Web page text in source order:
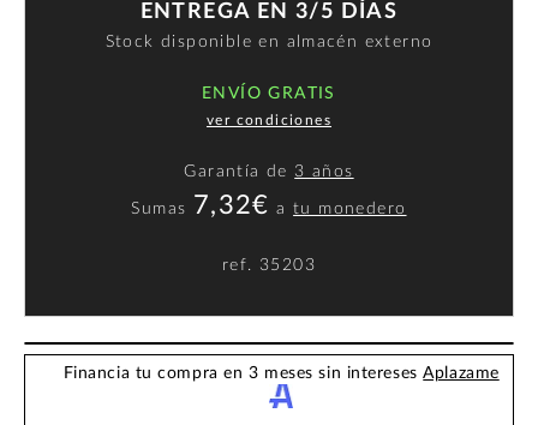
ENTREGA EN 3/5 DÍAS
Stock disponible en almacén externo
ENVÍO GRATIS
ver condiciones
Garantía de 3 años
Sumas 7,32€ atu monedero
ref. 35203
Financia tu compra en 3 meses sin interesesAplazame